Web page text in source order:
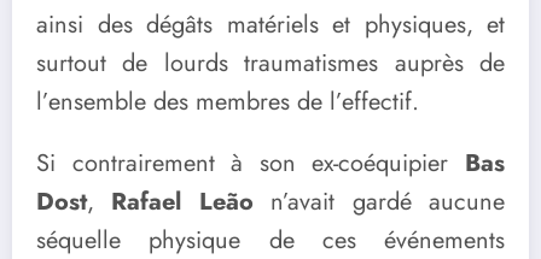
ainsi des dégâts matériels et physiques, et
surtout de lourds traumatismes auprès de
l’ensemble des membres de l’effectif.
Si contrairement à son ex-coéquipier Bas
Dost, Rafael Leão n’avait gardé aucune
séquelle physique de ces événements